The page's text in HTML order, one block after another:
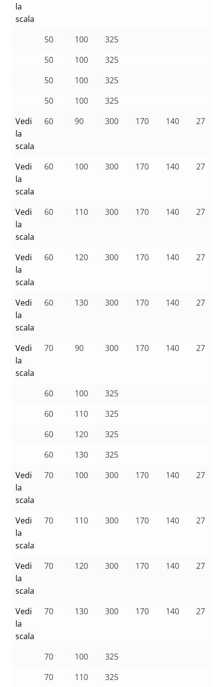
la
scala
50 100
325
50
100
325
50
100
325
50
100
325
Vedi
la
scala
60 90 300 170 140 27
Vedi
la
scala
60 100 300 170 140 27
Vedi
la
scala
60 110 300 170 140 27
Vedi
la
scala
60 120 300 170 140 27
Vedi
la
scala
60 130 300 170 140 27
Vedi
la
scala
70 90 300 170 140 27
60 100
325
60
110
325
60
120
325
60
130
325
Vedi
la
scala
70 100 300 170 140 27
Vedi
la
scala
70 110 300 170 140 27
Vedi
la
scala
70 120 300 170 140 27
Vedi
la
scala
70 130 300 170 140 27
70 100
325
70
110
325